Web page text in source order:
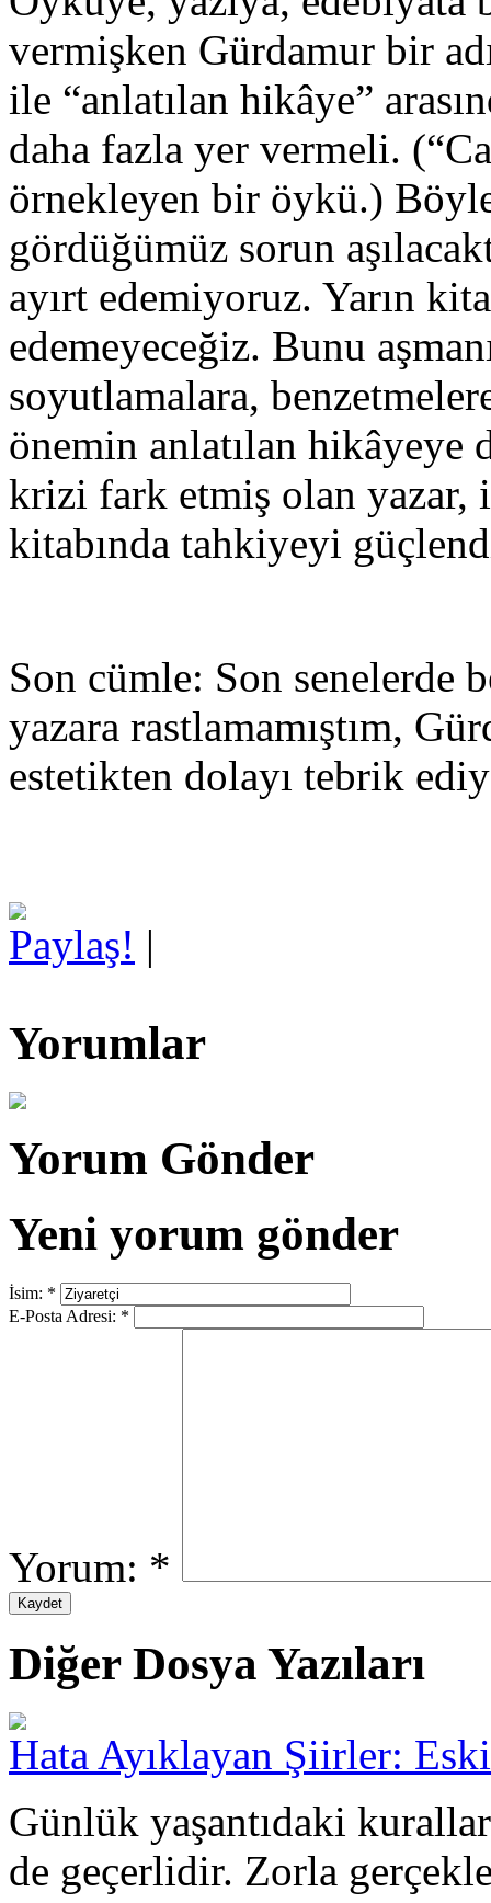
vermişken Gürdamur bir
ile “anlatılan hikâye”
daha fazla yer vermeli.
örnekleyen bir öykü.)
gördüğümüz sorun
ayırt edemiyoruz. Yarın
edemeyeceğiz. Bunu
soyutlamalara,
önemin anlatılan hikâyeye
krizi fark etmiş olan yazar,
kitabında tahkiyeyi
Son cümle: Son senelerde
yazara rastlamamıştım,
estetikten dolayı tebrik
Paylaş! |
Yorumlar
Yorum Gönder
Yeni yorum gönder
İsim: *
E-Posta Adresi: *
Yorum: *
Diğer Dosya Yazıları
Hata Ayıklayan Şiirler:
Günlük yaşantıdaki
de geçerlidir. Zorla